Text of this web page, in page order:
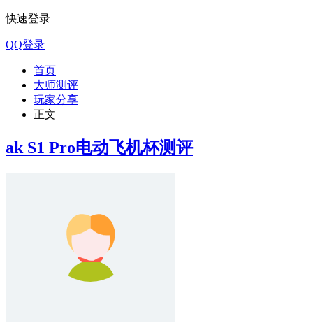
快速登录
QQ登录
首页
大师测评
玩家分享
正文
ak S1 Pro电动飞机杯测评